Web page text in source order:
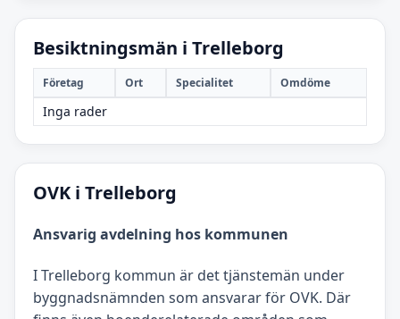
Besiktningsmän i Trelleborg
Företag Ort Specialitet Omdöme
Inga rader
OVK i Trelleborg
Ansvarig avdelning hos kommunen
I Trelleborg kommun är det tjänstemän under
byggnadsnämnden som ansvarar för OVK. Där